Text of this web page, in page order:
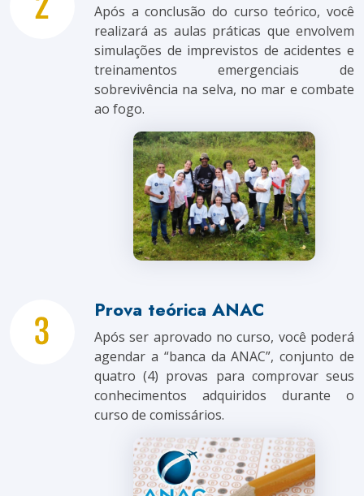
Após a conclusão do curso teórico, você
realizará as aulas práticas que envolvem
simulações de imprevistos de acidentes e
treinamentos emergenciais de
sobrevivência na selva, no mar e combate
ao fogo.
Prova teórica ANAC
Após ser aprovado no curso, você poderá
agendar a “banca da ANAC”, conjunto de
quatro (4) provas para comprovar seus
conhecimentos adquiridos durante o
curso de comissários.